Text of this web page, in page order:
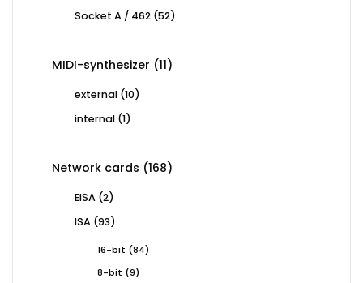
Socket A / 462 5252
MIDI-synthesizer 1111
external 1010
internal 11
Network cards 168168
EISA 22
ISA 9393
16-bit 8484
8-bit
99